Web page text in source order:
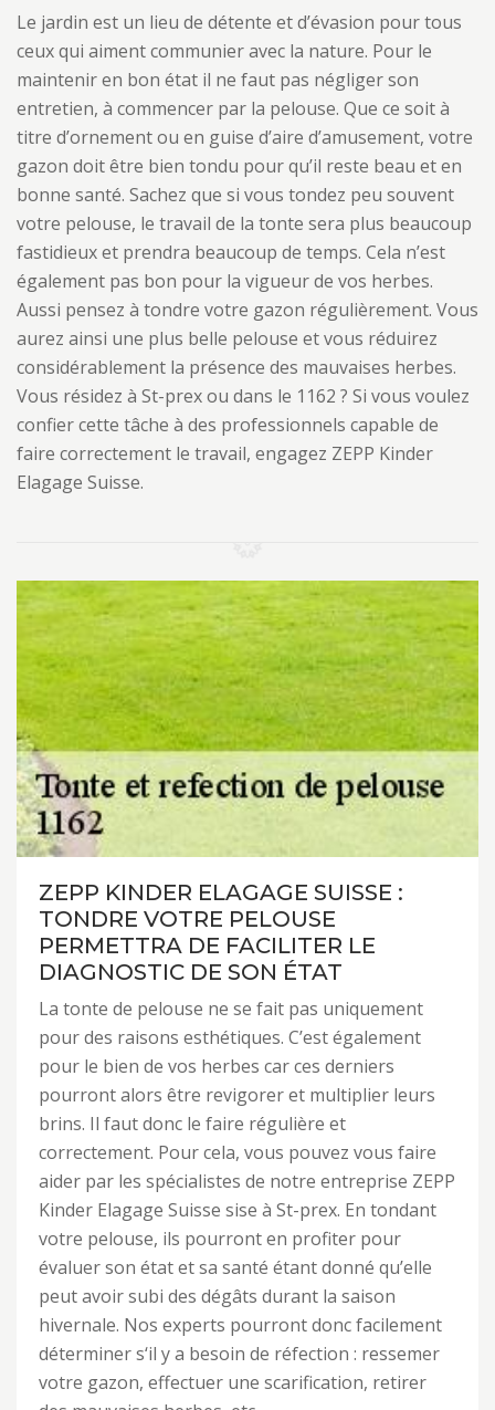
Le jardin est un lieu de détente et d’évasion pour tous
ceux qui aiment communier avec la nature. Pour le
maintenir en bon état il ne faut pas négliger son
entretien, à commencer par la pelouse. Que ce soit à
titre d’ornement ou en guise d’aire d’amusement, votre
gazon doit être bien tondu pour qu’il reste beau et en
bonne santé. Sachez que si vous tondez peu souvent
votre pelouse, le travail de la tonte sera plus beaucoup
fastidieux et prendra beaucoup de temps. Cela n’est
également pas bon pour la vigueur de vos herbes.
Aussi pensez à tondre votre gazon régulièrement. Vous
aurez ainsi une plus belle pelouse et vous réduirez
considérablement la présence des mauvaises herbes.
Vous résidez à St-prex ou dans le 1162 ? Si vous voulez
confier cette tâche à des professionnels capable de
faire correctement le travail, engagez ZEPP Kinder
Elagage Suisse.
ZEPP KINDER ELAGAGE SUISSE :
TONDRE VOTRE PELOUSE
PERMETTRA DE FACILITER LE
DIAGNOSTIC DE SON ÉTAT
La tonte de pelouse ne se fait pas uniquement
pour des raisons esthétiques. C’est également
pour le bien de vos herbes car ces derniers
pourront alors être revigorer et multiplier leurs
brins. Il faut donc le faire régulière et
correctement. Pour cela, vous pouvez vous faire
aider par les spécialistes de notre entreprise ZEPP
Kinder Elagage Suisse sise à St-prex. En tondant
votre pelouse, ils pourront en profiter pour
évaluer son état et sa santé étant donné qu’elle
peut avoir subi des dégâts durant la saison
hivernale. Nos experts pourront donc facilement
déterminer s‘il y a besoin de réfection : ressemer
votre gazon, effectuer une scarification, retirer